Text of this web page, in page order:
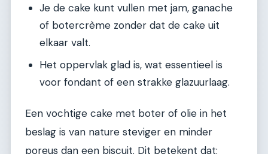
Je de cake kunt vullen met jam, ganache
of botercrème zonder dat de cake uit
elkaar valt.
Het oppervlak glad is, wat essentieel is
voor fondant of een strakke glazuurlaag.
Een vochtige cake met boter of olie in het
beslag is van nature steviger en minder
poreus dan een biscuit. Dit betekent dat: